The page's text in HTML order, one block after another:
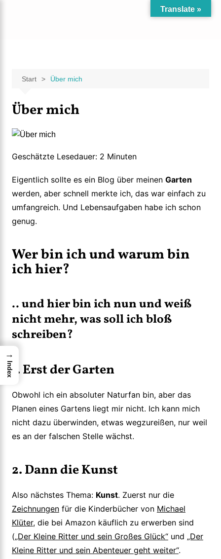
Start Über mich
Über mich
Eigentlich sollte es ein Blog über meinen Garten
werden, aber schnell merkte ich, das war einfach zu
umfangreich. Und Lebensaufgaben habe ich schon
genug.
Wer bin ich und warum bin
ich hier?
.. und hier bin ich nun und weiß
nicht mehr, was soll ich bloß
schreiben?
1. Erst der Garten
Obwohl ich ein absoluter Naturfan bin, aber das
Planen eines Gartens liegt mir nicht. Ich kann mich
nicht dazu überwinden, etwas wegzureißen, nur weil
es an der falschen Stelle wächst.
2. Dann die Kunst
Also nächstes Thema: Kunst. Zuerst nur die
Zeichnungenfür die Kinderbücher von Michael
Klüter, die bei Amazon käuflich zu erwerben sind
(„Der Kleine Ritter und sein Großes Glück“und „Der
Kleine Ritter und sein Abenteuer geht weiter“.
Translate »
→
Index